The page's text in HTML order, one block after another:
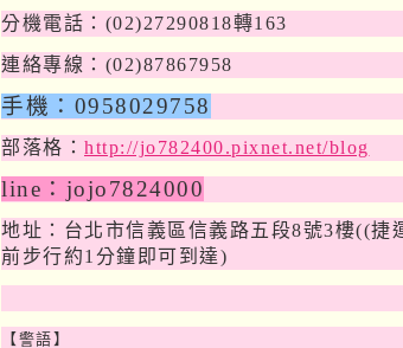
分機電話： (02)27290818轉163
連絡專線： (02)87867958
手機： 0958029758
部落格： http://jo782400.pixnet.net/blog
line ： jojo7824000
地址：台北市信義區信義路五段8號3樓((捷
前步行約1 分鐘即可到達)
【警語】